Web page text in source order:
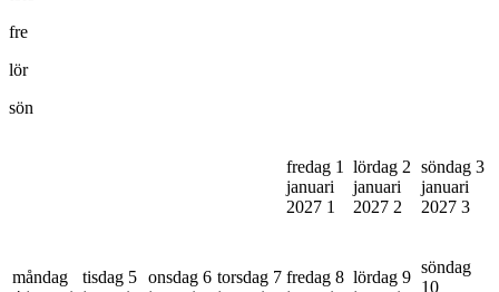
fre
lör
sön
fredag 1
januari
2027 1
lördag 2
januari
2027 2
söndag 3
januari
2027 3
måndag
tisdag 5 onsdag 6 torsdag 7 fredag 8 lördag 9
söndag
10